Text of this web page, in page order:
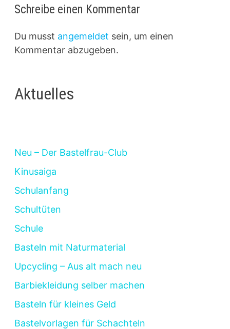
Schreibe einen Kommentar
Du musst angemeldet sein, um einen
Kommentar abzugeben.
Aktuelles
Neu – Der Bastelfrau-Club
Kinusaiga
Schulanfang
Schultüten
Schule
Basteln mit Naturmaterial
Upcycling – Aus alt mach neu
Barbiekleidung selber machen
Basteln für kleines Geld
Bastelvorlagen für Schachteln